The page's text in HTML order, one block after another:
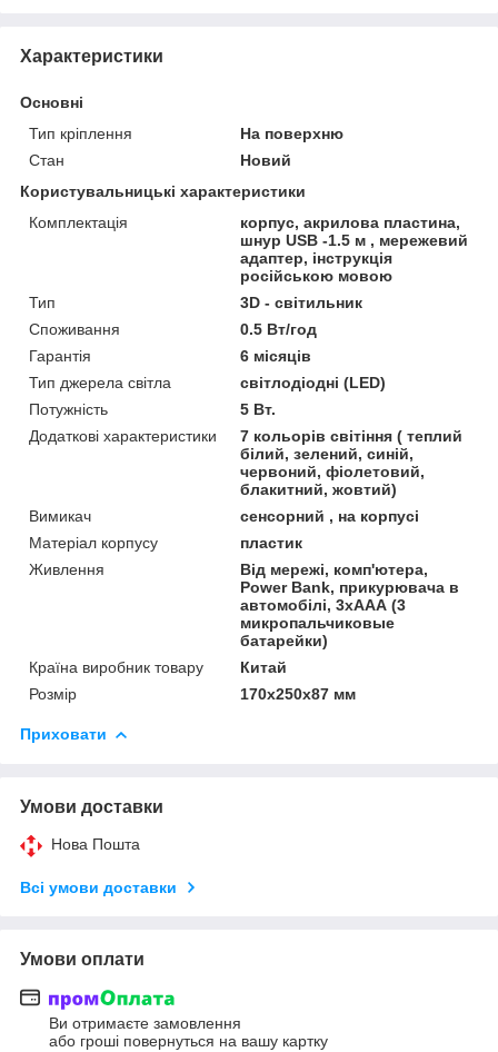
Характеристики
Основні
Тип кріплення
На поверхню
Стан
Новий
Користувальницькі характеристики
Комплектація
корпус, акрилова пластина,
шнур USB -1.5 м , мережевий
адаптер, інструкція
російською мовою
Тип
3D - світильник
Споживання
0.5 Вт/год
Гарантія
6 місяців
Тип джерела світла
світлодіодні (LED)
Потужність
5 Вт.
Додаткові характеристики
7 кольорів світіння ( теплий
білий, зелений, синій,
червоний, фіолетовий,
блакитний, жовтий)
Вимикач
сенсорний , на корпусі
Матеріал корпусу
пластик
Живлення
Від мережі, комп'ютера,
Power Bank, прикурювача в
автомобілі, 3хААА (3
микропальчиковые
батарейки)
Країна виробник товару
Китай
Розмір
170х250х87 мм
Приховати
Умови доставки
Нова Пошта
Всі умови доставки
Умови оплати
Ви отримаєте замовлення
або гроші повернуться на вашу картку